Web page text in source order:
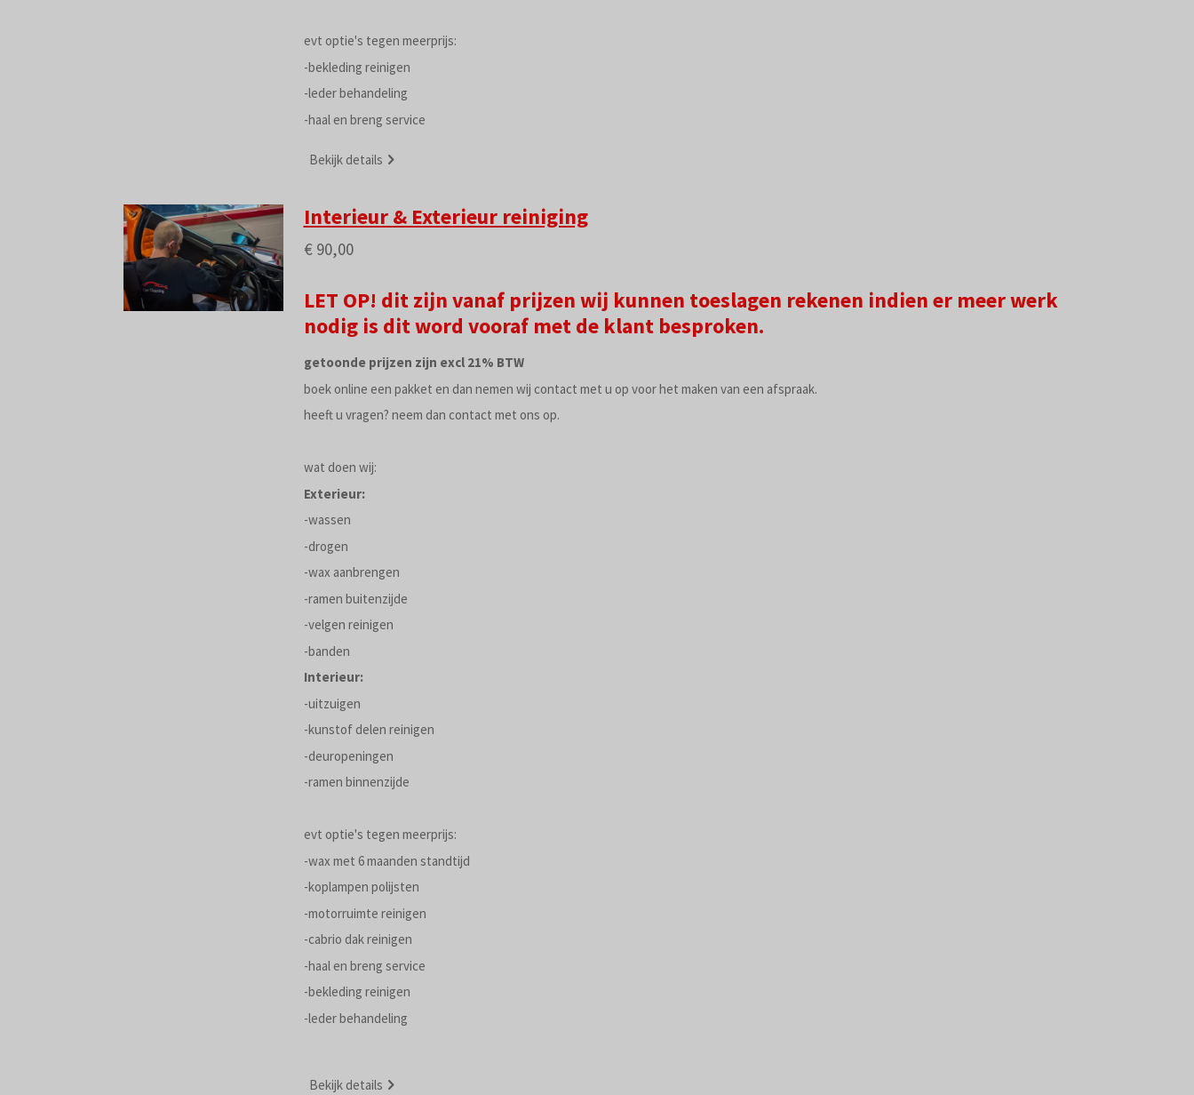
evt optie's tegen meerprijs:
-bekleding reinigen
-leder behandeling
-haal en breng service
Bekijk details
Interieur & Exterieur reiniging
€ 90,00
LET OP! dit zijn vanaf prijzen wij kunnen toeslagen rekenen indien er meer werk
nodig is dit word vooraf met de klant besproken.
getoonde prijzen zijn excl 21% BTW
boek online een pakket en dan nemen wij contact met u op voor het maken van een afspraak.
heeft u vragen? neem dan contact met ons op.
wat doen wij:
Exterieur:
-wassen
-drogen
-wax aanbrengen
-ramen buitenzijde
-velgen reinigen
-banden
Interieur:
-uitzuigen
-kunstof delen reinigen
-deuropeningen
-ramen binnenzijde
evt optie's tegen meerprijs:
-wax met 6 maanden standtijd
-koplampen polijsten
-motorruimte reinigen
-cabrio dak reinigen
-haal en breng service
-bekleding reinigen
-leder behandeling
Bekijk details